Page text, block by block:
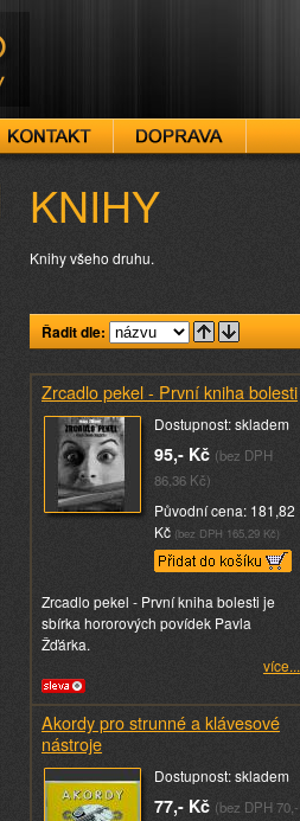
KNIHY
Knihy všeho druhu.
Řadit dle:
Zrcadlo pekel - První kniha bolesti
Dostupnost: skladem
95,- Kč (bez DPH
86,36 Kč)
Původní cena: 181,82
Kč (bez DPH 165,29 Kč)
Zrcadlo pekel - První kniha bolesti je
sbírka hororových povídek Pavla
Žďárka.
více...
Akordy pro strunné a klávesové
nástroje
Dostupnost: skladem
77,- Kč (bez DPH 70,-